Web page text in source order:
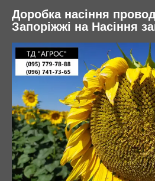
Доробка насіння
Запоріжжі на Насіння